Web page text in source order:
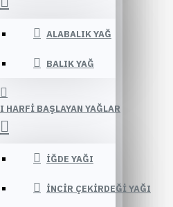
ALABALIK YAĞ
BALIK YAĞ
I HARFI BAŞLAYAN YAĞLAR
İĞDE YAĞI
İNCIR ÇEKIRDEĞI YAĞI